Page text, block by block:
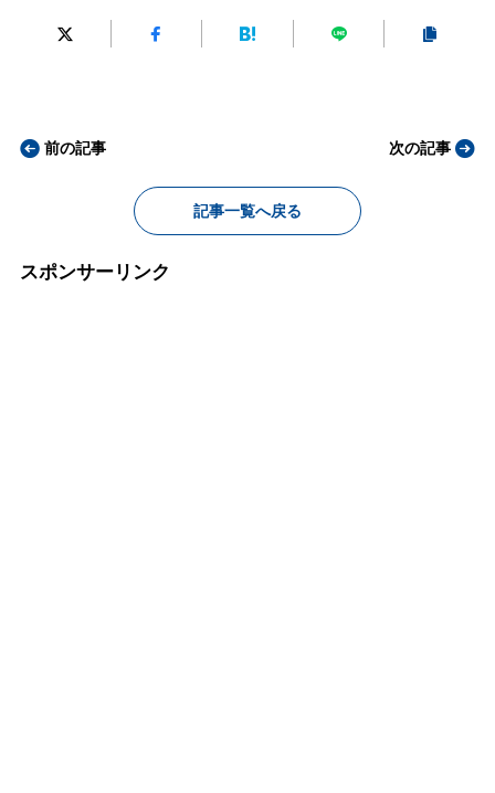
前の記事
記事一覧へ戻る
次の記事
スポンサーリンク